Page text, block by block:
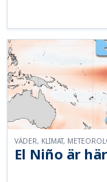
El Niño är
VÄDER, KLIMAT,